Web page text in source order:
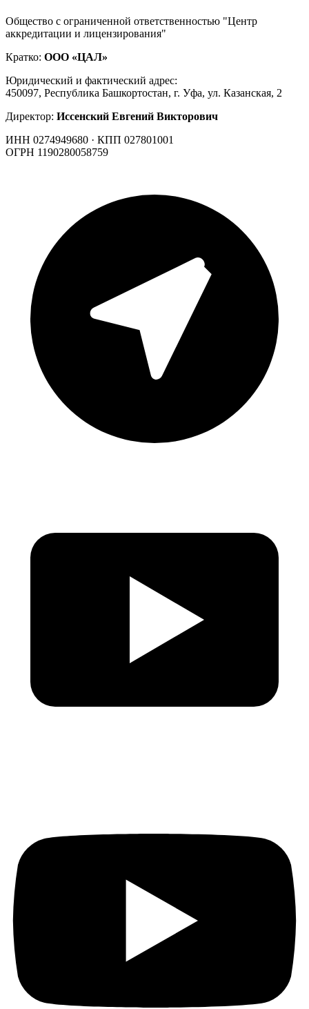
Общество с ограниченной ответственностью "Центр
аккредитации и лицензирования"
Кратко: ООО «ЦАЛ»
Юридический и фактический адрес:
450097, Республика Башкортостан, г. Уфа, ул. Казанская, 2
Директор: Иссенский Евгений Викторович
ИНН 0274949680 · КПП 027801001
ОГРН 1190280058759